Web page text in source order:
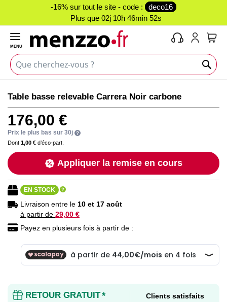
-16% sur tout le site - code :
deco16
Plus que 02j 10h 46min 52s
MENU
to
the
end
of
the
images
gallery
to
the
beginning
of
the
images
gallery
Table basse relevable Carrera Noir carbone
176,00 €
Prix le plus bas sur 30j
Dont 1,00 € d’éco-part.
Appliquer la remise en cours
EN STOCK
Livraison entre le 10 et 17 août
à partir de 29,00 €
Payez en plusieurs fois à partir de :
RETOUR GRATUIT* Clients satisfaits